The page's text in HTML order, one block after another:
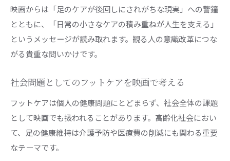
映画からは「足のケアが後回しにされがちな現実」への警鐘
とともに、「日常の小さなケアの積み重ねが人生を支える」
というメッセージが読み取れます。観る人の意識改革につな
がる貴重な問いかけです。
社会問題としてのフットケアを映画で考える
フットケアは個人の健康問題にとどまらず、社会全体の課題
として映画でも扱われることがあります。高齢化社会におい
て、足の健康維持は介護予防や医療費の削減にも関わる重要
なテーマです。